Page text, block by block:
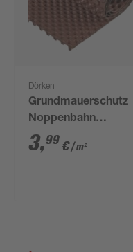
Dörken
Grundmauerschutz
Noppenbahn
'DELTA®-MS' 150 x
2000 cm
3,99 €/ m²